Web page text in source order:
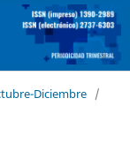
Diciembre /